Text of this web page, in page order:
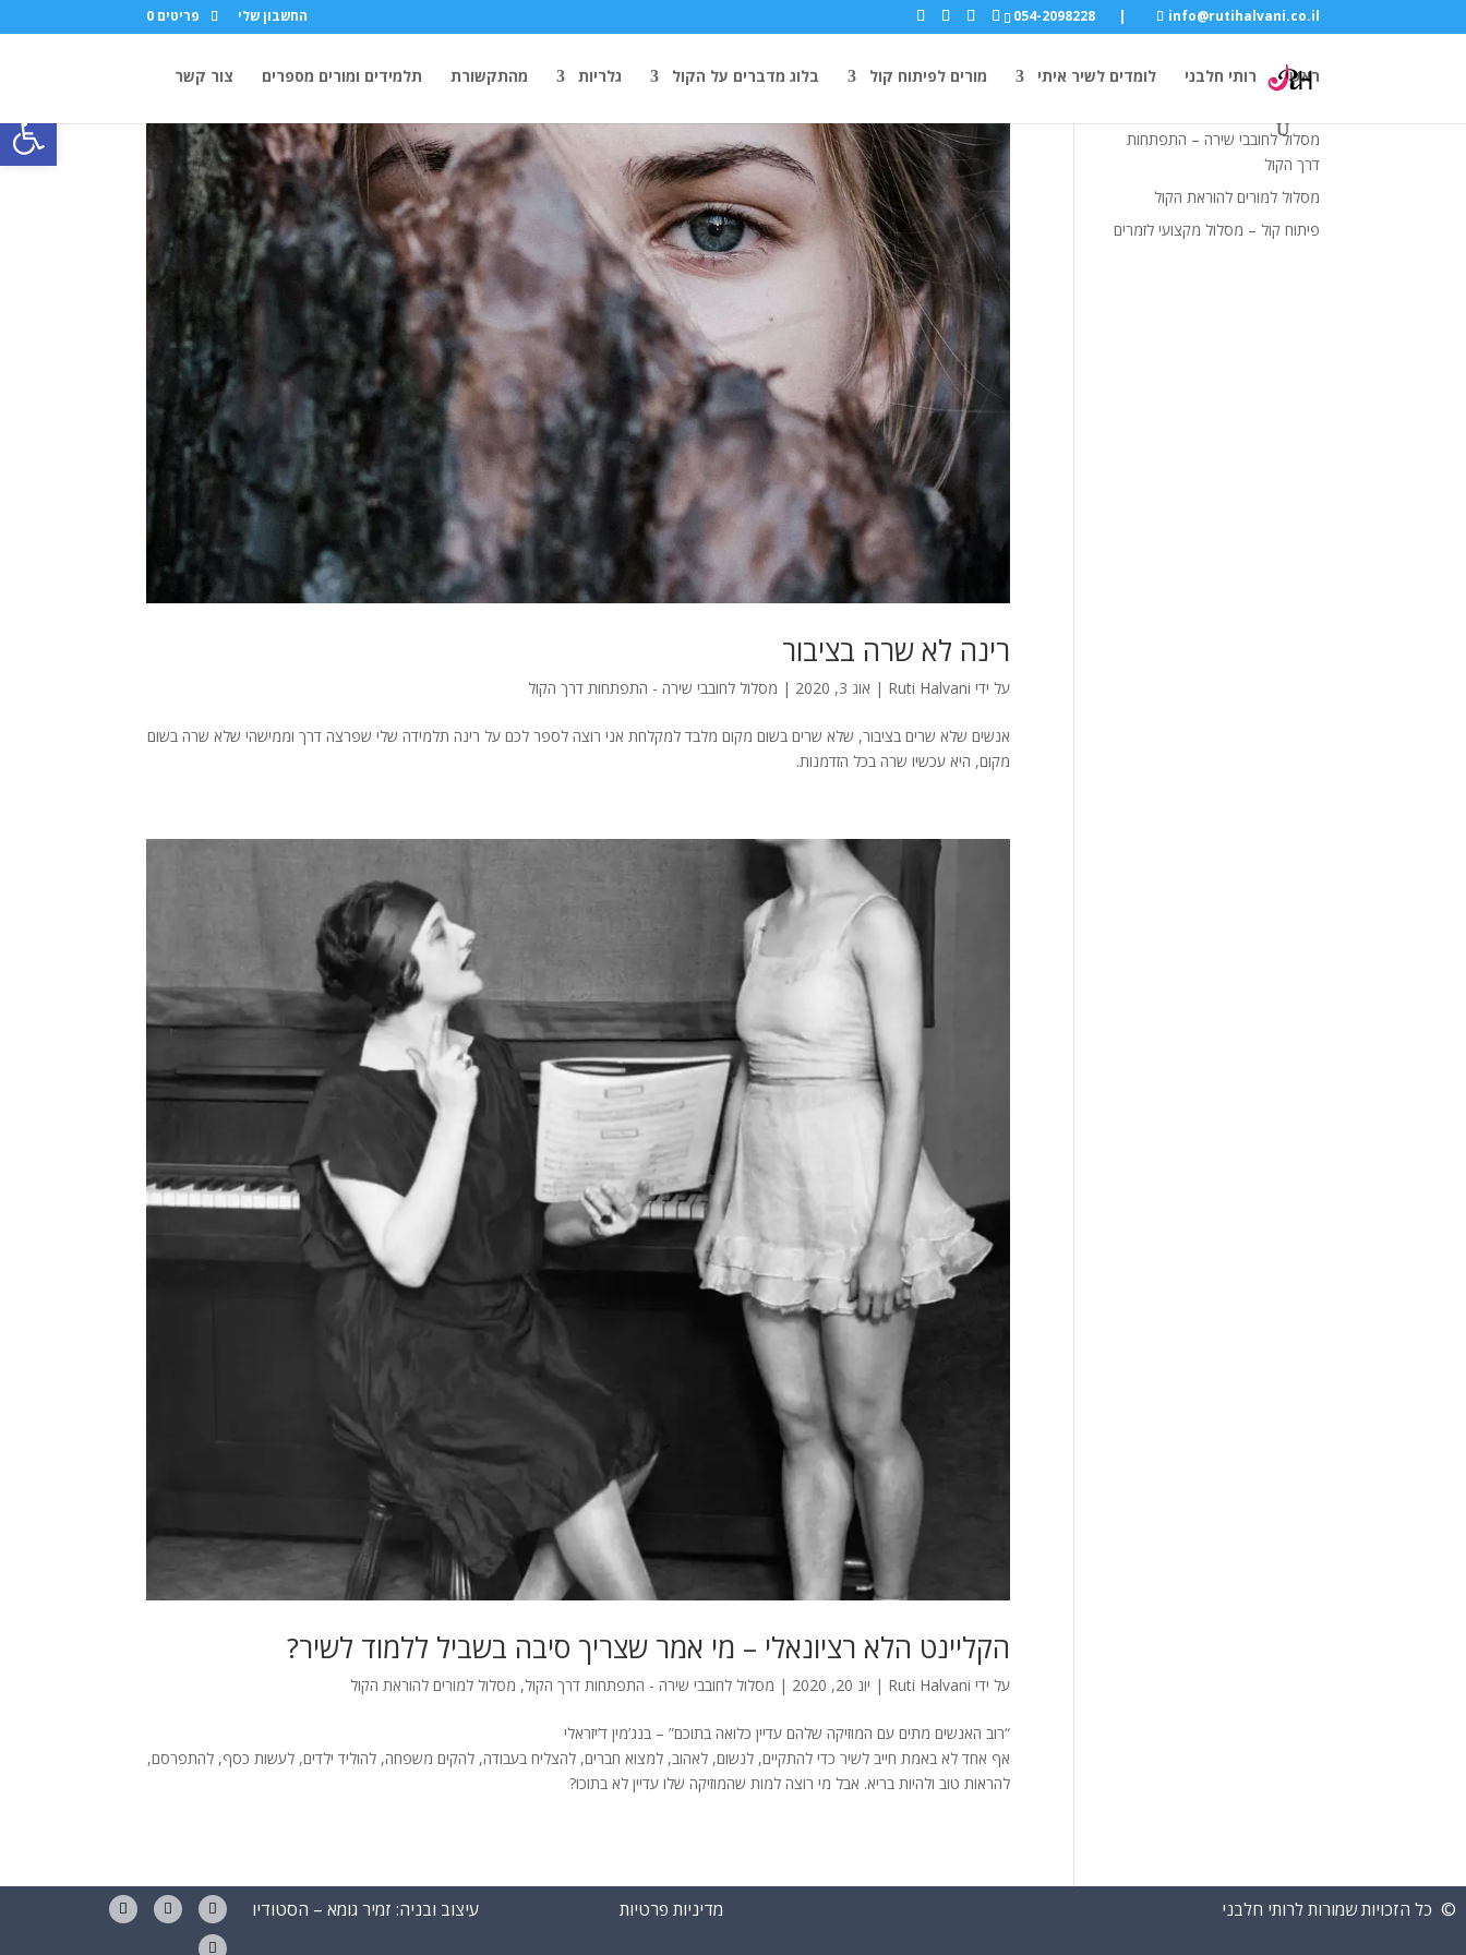
054-2098228| info@rutihalvani.co.il החשבון שלי פריטים 0
ראשי רותי חלבני לומדים לשיר איתי מורים לפיתוח קול בלוג מדברים על הקול גלריות מהתקשורת תלמידים ומורים מספרים צור קשר
רינה לא שרה בציבור
על ידי Ruti Halvani
| אוג 3, 2020 | מסלול לחובבי שירה - התפתחות דרך הקול
אנשים שלא שרים בציבור, שלא שרים בשום מקום מלבד למקלחת אני רוצה לספר לכם על רינה תלמידה שלי שפרצה דרך וממישהי שלא שרה בשום
מקום, היא עכשיו שרה בכל הזדמנות.
הקליינט הלא רציונאלי – מי אמר שצריך סיבה בשביל ללמוד לשיר?
על ידי Ruti Halvani
| יונ 20, 2020 | מסלול לחובבי שירה - התפתחות דרך הקול, מסלול למורים להוראת הקול
“רוב האנשים מתים עם המוזיקה שלהם עדיין כלואה בתוכם” – בנג’מין ד’יזראלי
אף אחד לא באמת חייב לשיר כדי להתקיים, לנשום, לאהוב, למצוא חברים, להצליח בעבודה, להקים משפחה, להוליד ילדים, לעשות כסף, להתפרסם,
להראות טוב ולהיות בריא. אבל מי רוצה למות שהמוזיקה שלו עדיין לא בתוכו?
קטגוריות
מסלול לחובבי שירה – התפתחות
דרך הקול
מסלול למורים להוראת הקול
פיתוח קול – מסלול מקצועי לזמרים
עיצוב ובניה: זמיר גומא – הסטודיו מדיניות פרטיות © כל הזכויות שמורות לרותי חלבני
פתח